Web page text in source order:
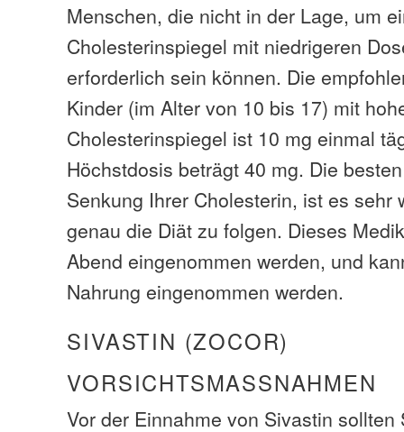
Menschen, die nicht in der Lage, um
Cholesterinspiegel mit niedrigeren
erforderlich sein können. Die
Kinder (im Alter von 10 bis 17) mit
Cholesterinspiegel ist 10 mg einmal
Höchstdosis beträgt 40 mg. Die
Senkung Ihrer Cholesterin, ist es sehr
genau die Diät zu folgen. Dieses
Abend eingenommen werden, und
Nahrung eingenommen werden.
SIVASTIN (ZOCOR)
VORSICHTSMASSNAHMEN
Vor der Einnahme von Sivastin sollten